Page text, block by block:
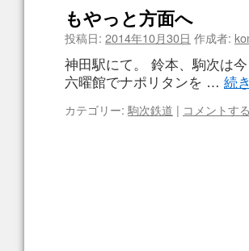
もやっと方面へ
投稿日: 2014年10月30日 作成者:
神田駅にて。 鈴本、駒次は
六曜館でナポリタンを … 続
カテゴリー: 駒次鉄道 | コメントする